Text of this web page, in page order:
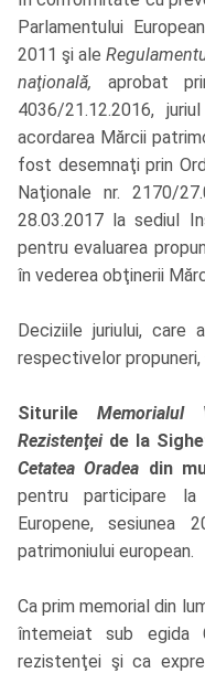
Parlamentului
2011 şi ale
naţională, aprobat
4036/21.12.2016,
acordarea Mărcii
fost desemnaţi prin
Naţionale nr. 2170/
28.03.2017 la sediul
pentru evaluarea
în vederea obţinerii
Deciziile juriului, care
respectivelor
SiturileMemorialul
Rezistenţei de la
Cetatea Oradea din
pentru participare
Europene, sesiunea
patrimoniului european.
Ca prim memorial din
întemeiat sub egida
rezistenţei şi ca